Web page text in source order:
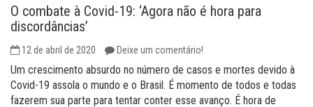
O combate à Covid-19: ‘Agora não é hora para
discordâncias’
12 de abril de 2020 Deixe um comentário!
Um crescimento absurdo no número de casos e mortes devido à
Covid-19 assola o mundo e o Brasil. É momento de todos e todas
fazerem sua parte para tentar conter esse avanço. É hora de